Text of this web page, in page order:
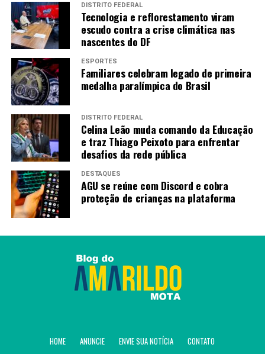
DISTRITO FEDERAL
Tecnologia e reflorestamento viram
escudo contra a crise climática nas
nascentes do DF
ESPORTES
Familiares celebram legado de primeira
medalha paralímpica do Brasil
DISTRITO FEDERAL
Celina Leão muda comando da Educação
e traz Thiago Peixoto para enfrentar
desafios da rede pública
DESTAQUES
AGU se reúne com Discord e cobra
proteção de crianças na plataforma
HOME ANUNCIE ENVIE SUA NOTÍCIA CONTATO